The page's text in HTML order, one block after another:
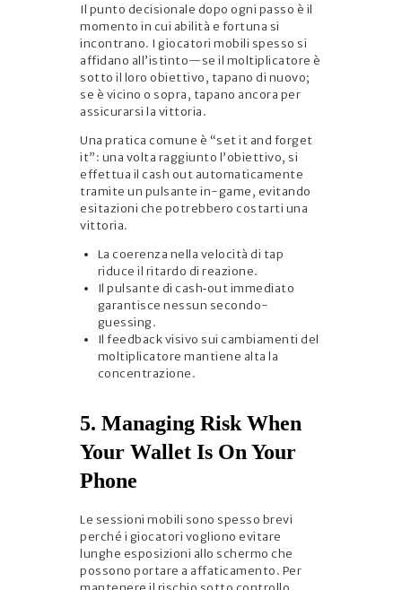
Il punto decisionale dopo ogni passo è il
momento in cui abilità e fortuna si
incontrano. I giocatori mobili spesso si
affidano all’istinto—se il moltiplicatore è
sotto il loro obiettivo, tapano di nuovo;
se è vicino o sopra, tapano ancora per
assicurarsi la vittoria.
Una pratica comune è “set it and forget
it”: una volta raggiunto l’obiettivo, si
effettua il cash out automaticamente
tramite un pulsante in-game, evitando
esitazioni che potrebbero costarti una
vittoria.
La coerenza nella velocità di tap
riduce il ritardo di reazione.
Il pulsante di cash‑out immediato
garantisce nessun secondo-
guessing.
Il feedback visivo sui cambiamenti del
moltiplicatore mantiene alta la
concentrazione.
5. Managing Risk When
Your Wallet Is On Your
Phone
Le sessioni mobili sono spesso brevi
perché i giocatori vogliono evitare
lunghe esposizioni allo schermo che
possono portare a affaticamento. Per